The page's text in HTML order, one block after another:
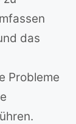
das
Probleme